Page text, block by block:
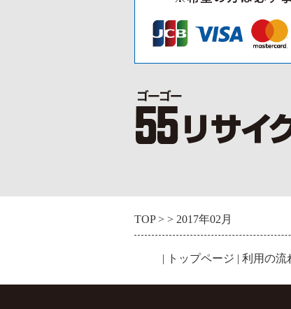
TOP 2017年02月
| トップページ | 利用の流